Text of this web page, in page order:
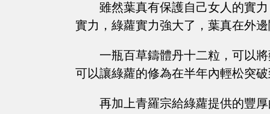
雖然葉真有保護自己女人的實
實力，綠蘿實力強大了，葉真在外
一瓶百草鑄體丹十二粒，可以
可以讓綠蘿的修為在半年內輕松突
再加上青羅宗給綠蘿提供的豐